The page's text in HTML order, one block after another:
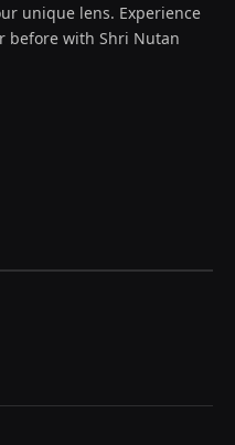
unique lens. Experience
before with Shri Nutan